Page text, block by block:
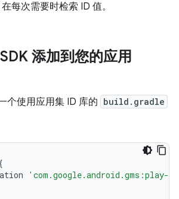
每次需要时检索 ID 值。
添加到您的应用
个使用应用集 ID 库的 build.gradle
'com.google.android.gms:play-